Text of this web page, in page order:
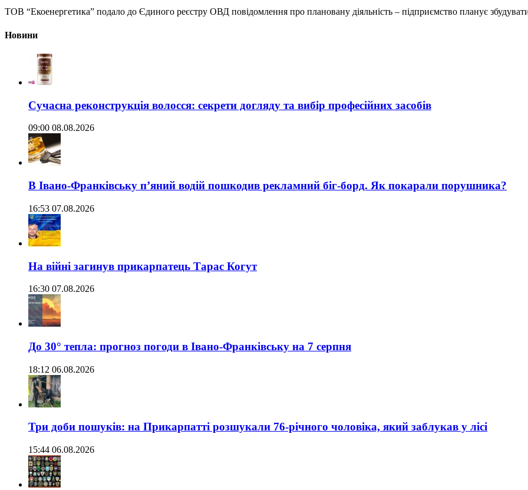
ТОВ “Екоенергетика” подало до Єдиного реєстру ОВД повідомлення про плановану діяльність – підприємство планує
Новини
Сучасна реконструкція волосся: секрети догляду та вибір професійних засобів
09:00 08.08.2026
В Івано-Франківську п’яний водій пошкодив рекламний біг-борд. Як покарали порушника?
16:53 07.08.2026
На війні загинув прикарпатець Тарас Когут
16:30 07.08.2026
До 30° тепла: прогноз погоди в Івано-Франківську на 7 серпня
18:12 06.08.2026
Три доби пошуків: на Прикарпатті розшукали 76-річного чоловіка, який заблукав у лісі
15:44 06.08.2026